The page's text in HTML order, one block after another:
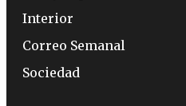
Interior
Correo Semanal
Sociedad